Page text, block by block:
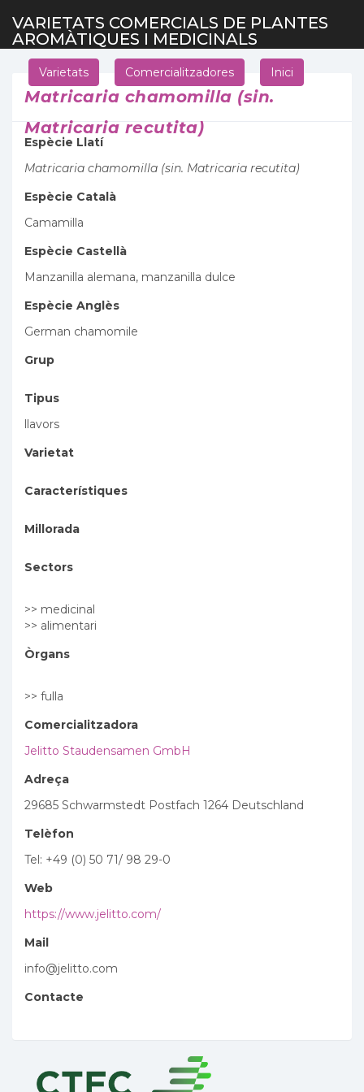
VARIETATS COMERCIALS DE PLANTES
AROMÀTIQUES I MEDICINALS
Varietats Comercialitzadores Inici
Matricaria chamomilla (sin.
Matricaria recutita)
Espècie Llatí
Matricaria chamomilla (sin. Matricaria recutita)
Espècie Català
Camamilla
Espècie Castellà
Manzanilla alemana, manzanilla dulce
Espècie Anglès
German chamomile
Grup
Tipus
llavors
Varietat
Característiques
Millorada
Sectors
>> medicinal
>> alimentari
Òrgans
>> fulla
Comercialitzadora
Jelitto Staudensamen GmbH
Adreça
29685 Schwarmstedt Postfach 1264 Deutschland
Telèfon
Tel: +49 (0) 50 71/ 98 29-0
Web
https://www.jelitto.com/
Mail
info@jelitto.com
Contacte